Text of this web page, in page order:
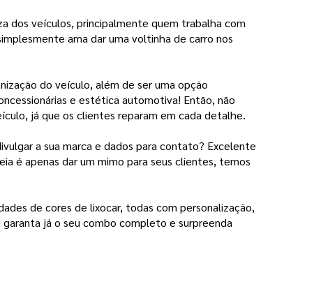
dos veículos, principalmente quem trabalha com
ama dar uma voltinha de carro nos
do veículo, além de ser uma opção
e estética automotiva! Então, não
já que os clientes reparam em cada detalhe.
a sua marca e dados para contato? Excelente
é apenas dar um mimo para seus clientes, temos
de cores de lixocar, todas com personalização,
já o seu combo completo e surpreenda